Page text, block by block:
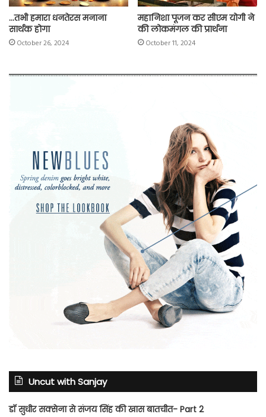
…तभी हमारा धनतेरस मनाना
सार्थक होगा
October 26, 2024
महानिशा पूजन कर सीएम योगी ने
की लोकमंगल की प्रार्थना
October 11, 2024
Uncut with Sanjay
डॉ सुधीर सक्सेना से संजय सिंह की खास बातचीत- Part 2